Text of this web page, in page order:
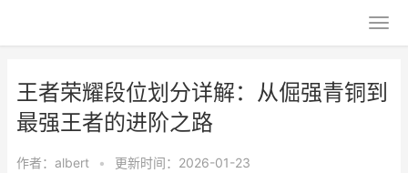
王者荣耀段位划分详解：从倔强青铜到
最强王者的进阶之路
作者： albert • 更新时间：2026-01-23